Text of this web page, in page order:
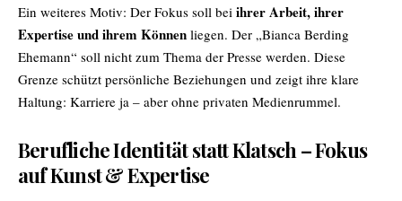
Ein weiteres Motiv: Der Fokus soll bei ihrer Arbeit, ihrer
Expertise und ihrem Können liegen. Der „Bianca Berding
Ehemann“ soll nicht zum Thema der Presse werden. Diese
Grenze schützt persönliche Beziehungen und zeigt ihre klare
Haltung: Karriere ja – aber ohne privaten Medienrummel.
Berufliche Identität statt Klatsch – Fokus
auf Kunst & Expertise